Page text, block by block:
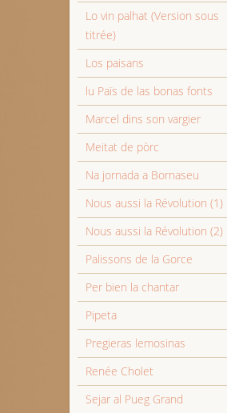
Lo vin palhat (Version sous
titrée)
Los paisans
lu Païs de las bonas fonts
Marcel dins son vargier
Meitat de pòrc
Na jornada a Bornaseu
Nous aussi la Révolution (1)
Nous aussi la Révolution (2)
Palissons de la Gorce
Per bien la chantar
Pipeta
Pregieras lemosinas
Renée Cholet
Sejar al Pueg Grand